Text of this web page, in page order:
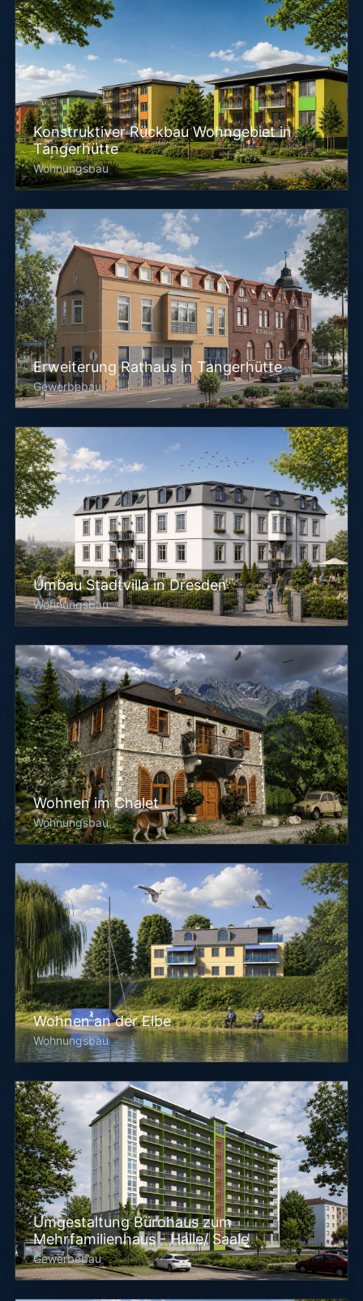
Konstruktiver Rückbau Wohngebiet in
Tangerhütte
Wohnungsbau
Erweiterung Rathaus in Tangerhütte
Gewerbebau
Umbau Stadtvilla in Dresden
Wohnungsbau
Wohnen im Chalet
Wohnungsbau
Wohnen an der Elbe
Wohnungsbau
Umgestaltung Bürohaus zum
Mehrfamilienhaus - Halle/ Saale
Gewerbebau